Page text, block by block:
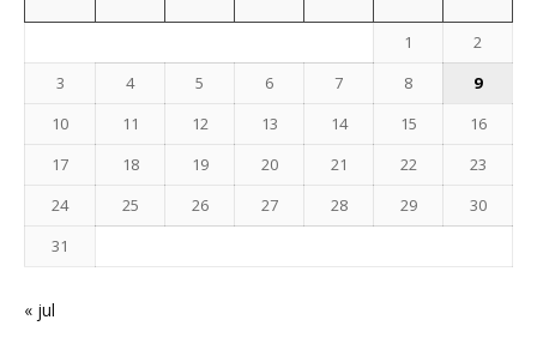
1
2
3
4 5 6 7 8
9
10
11 12 13 14 15
16
17
18 19 20 21 22
23
24
25 26 27 28 29
30
31
« jul